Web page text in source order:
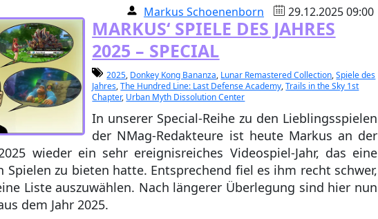
Markus Schoenenborn 29.12.2025 09:00
MARKUS‘ SPIELE DES JAHRES
2025 – SPECIAL
2025, Donkey Kong Bananza, Lunar Remastered Collection,Spiele des
Jahres,The Hundred Line: Last Defense Academy,Trails in the Sky 1st
Chapter, Urban Myth Dissolution Center
In unserer Special-Reihe zu den Lieblingsspielen
der NMag-Redakteure ist heute Markus an der
wieder ein sehr ereignisreiches Videospiel-Jahr, das eine
Spielen zu bieten hatte. Entsprechend fiel es ihm recht schwer,
Liste auszuwählen. Nach längerer Überlegung sind hier nun
dem Jahr 2025.